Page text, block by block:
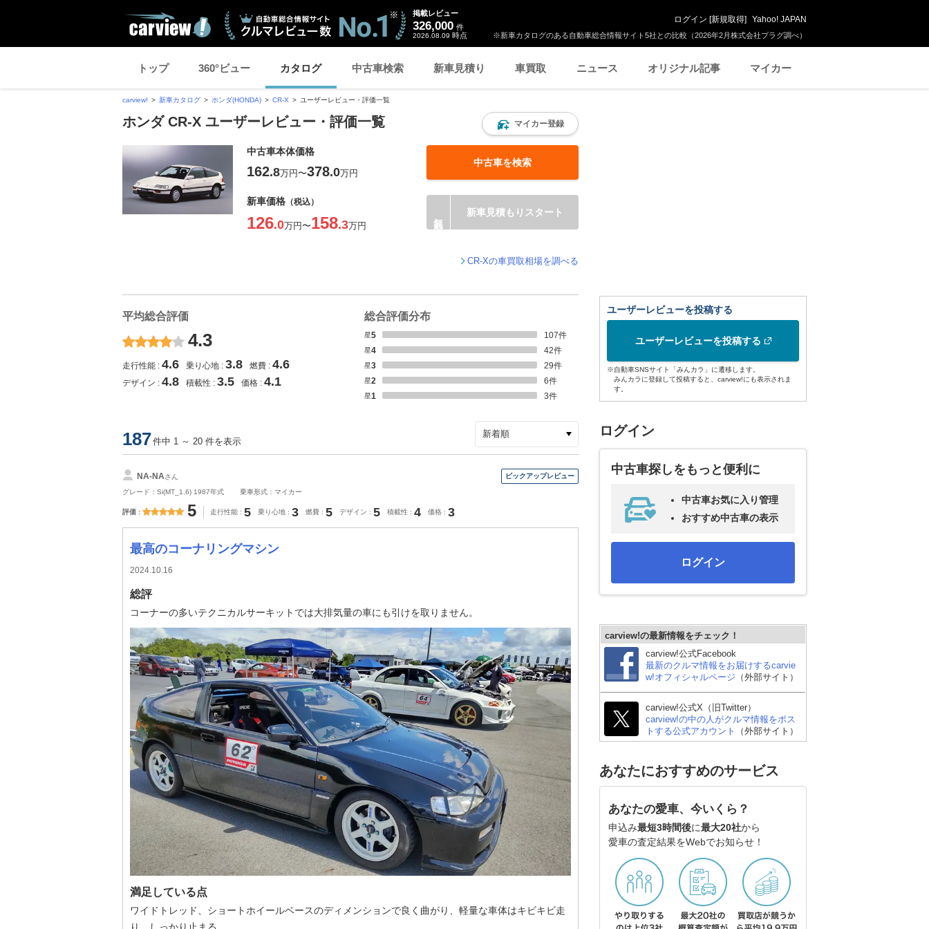
※新車カタログのある自動車総合情報サイト5社との比較（2026年2月株式会社プラグ調べ）
掲載レビュー
326,000 件
2026.08.09 時点
ログイン [新規取得] Yahoo! JAPAN
トップ 360°ビュー カタログ 中古車検索 新車見積り 車買取 ニュース オリジナル記事 マイカー
carview! 新車カタログ ホンダ(HONDA) CR-X ユーザーレビュー・評価一覧
ホンダ CR-X ユーザーレビュー・評価一覧 マイカー登録
中古車本体価格
162.8万円〜378.0万円
中古車を検索
新車価格 （税込）
126.0万円〜158.3万円
新車見積もりスタート
CR-Xの車買取相場を調べる
平均総合評価
4.3
走行性能 4.6 乗り心地 3.8 燃費 4.6
デザイン 4.8 積載性 3.5 価格 4.1
総合評価分布
星5 107件
星4
42件
星3
29件
星2
6件
星1
3件
187件中 1 ～ 20 件を表示
NA-NAさん
グレード：Si(MT_1.6) 1987年式
乗車形式：マイカー
評価 5 走行性能 5 乗り心地 3 燃費 5 デザイン 5 積載性 4 価格 3
最高のコーナリングマシン
2024.10.16
総評
コーナーの多いテクニカルサーキットでは大排気量の車にも引けを取りません。
満足している点
ワイドトレッド、ショートホイールベースのディメンションで良く曲がり、軽量な車体はキビキビ走
ユーザーレビューを投稿する
ユーザーレビューを投稿する
※自動車SNSサイト「みんカラ」に遷移します。
みんカラに登録して投稿すると、carview!にも表示されま
す。
ログイン
中古車探しをもっと便利に
中古車お気に入り管理
おすすめ中古車の表示
ログイン
carview!の最新情報をチェック！
carview!公式Facebook
最新のクルマ情報をお届けするcarvie
w!オフィシャルページ （外部サイト）
carview!公式X（旧Twitter）
carview!の中の人がクルマ情報をポス
トする公式アカウント
（外部サイト）
あなたにおすすめのサービス
あなたの愛車、今いくら？
申込み最短3時間後に最大20社から
愛車の査定結果をWebでお知らせ！